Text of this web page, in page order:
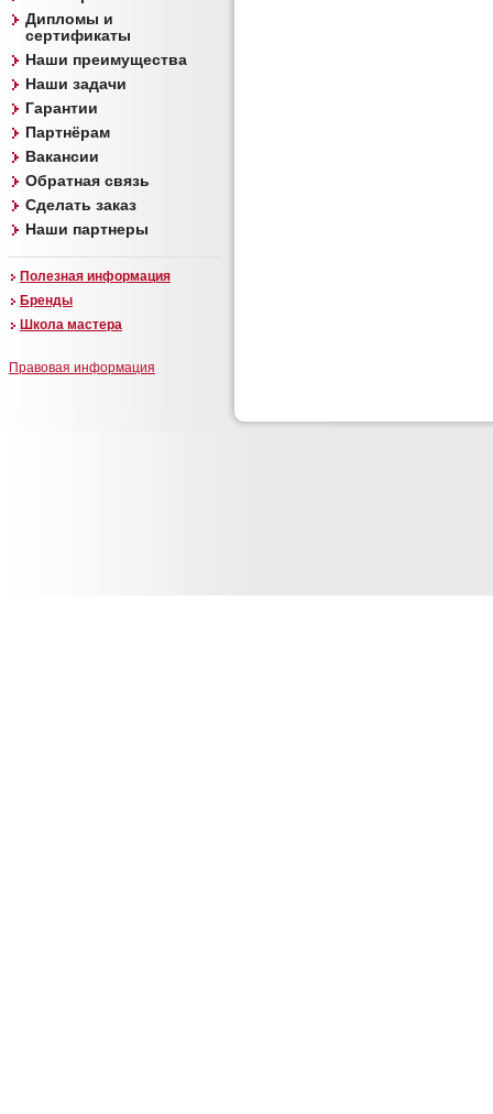
Дипломы и
сертификаты
Наши преимущества
Наши задачи
Гарантии
Партнёрам
Вакансии
Обратная связь
Сделать заказ
Наши партнеры
Полезная информация
Бренды
Школа мастера
Правовая информация